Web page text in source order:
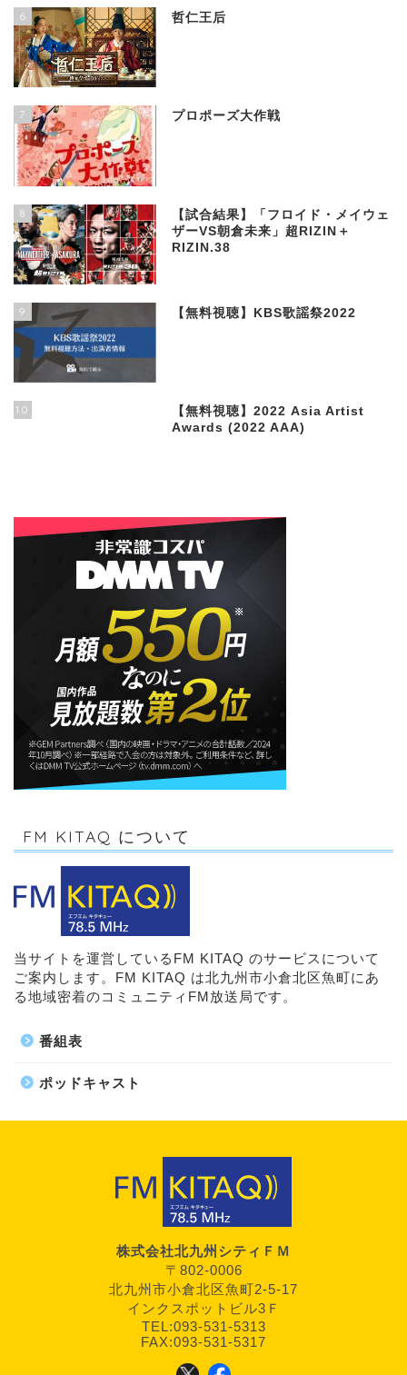
6 哲仁王后
7 プロポーズ大作戦
8
【試合結果】「フロイド・メイウェ
ザーVS朝倉未来」超RIZIN＋
RIZIN.38
9 【無料視聴】KBS歌謡祭2022
10
【無料視聴】2022 Asia Artist
Awards (2022 AAA)
FM KITAQ について
当サイトを運営しているFM KITAQ のサービスについて
ご案内します。FM KITAQ は北九州市小倉北区魚町にあ
る地域密着のコミュニティFM放送局です。
番組表
ポッドキャスト
株式会社北九州シティＦＭ
〒802-0006
北九州市小倉北区魚町2-5-17
インクスポットビル3Ｆ
TEL:093-531-5313
FAX:093-531-5317